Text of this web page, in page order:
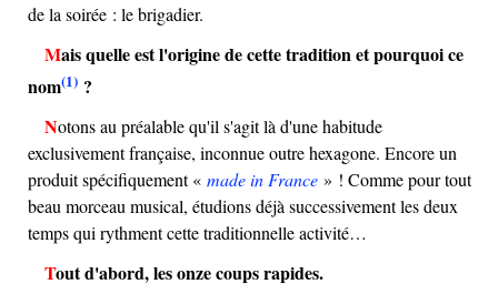
de la soirée : le brigadier.
Mais quelle est l'origine de cette tradition et pourquoi ce
nom(1) ?
Notons au préalable qu'il s'agit là d'une habitude
exclusivement française, inconnue outre hexagone. Encore un
produit spécifiquement « made in France » ! Comme pour tout
beau morceau musical, étudions déjà successivement les deux
temps qui rythment cette traditionnelle activité…
Tout d'abord, les onze coups rapides.